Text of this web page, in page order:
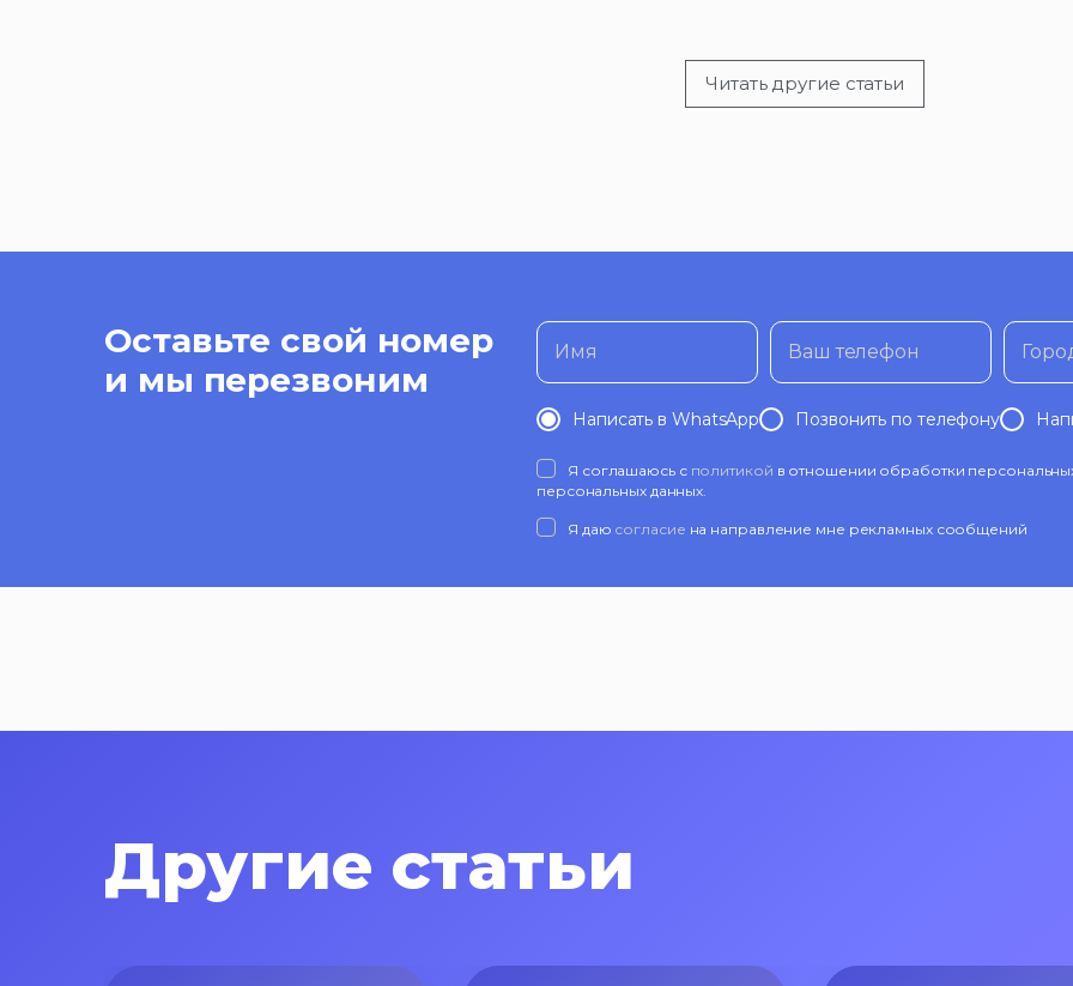
Читать другие статьи
Оставьте свой номер
и мы перезвоним
Имя Ваш телефон
Написать в WhatsApp Позвонить по телефону
Я соглашаюсь с политикой в отношении обработки
персональных данных.
Я даю согласие на направление мне рекламных сообщений
Другие статьи